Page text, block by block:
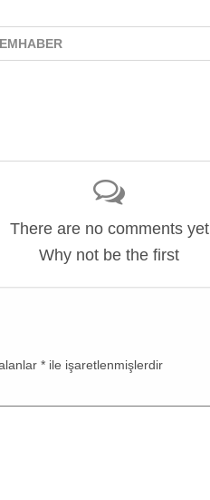
There are no comments yet
Why not be the first
* ile işaretlenmişlerdir